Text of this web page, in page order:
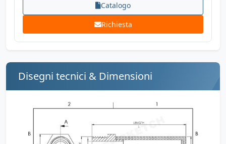
Catalogo
Richiesta
Disegni tecnici & Dimensioni